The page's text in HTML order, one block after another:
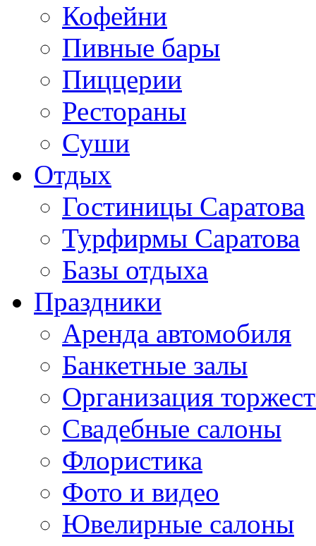
Кофейни
Пивные бары
Пиццерии
Рестораны
Суши
Отдых
Гостиницы Саратова
Турфирмы Саратова
Базы отдыха
Праздники
Аренда автомобиля
Банкетные залы
Организация
Свадебные салоны
Флористика
Фото и видео
Ювелирные салоны